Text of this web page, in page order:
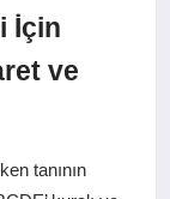
İçin
ve
tanının